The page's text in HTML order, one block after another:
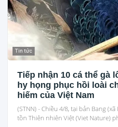
Tin tức
Tiếp nhận 10 cá thể gà
hy họng phục hồi loài
hiếm của Việt Nam
(STNN) - Chiều 4/8, tại bản Bang
tồn Thiên nhiên Việt (Viet Nature)